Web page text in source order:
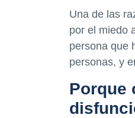
Una de las
por el miedo
persona que
personas, y
Porque